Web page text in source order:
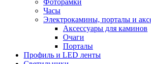
Фоторамки
Часы
Электрокамины, порталы и
Аксессуары для каминов
Очаги
Порталы
Профиль и LED ленты